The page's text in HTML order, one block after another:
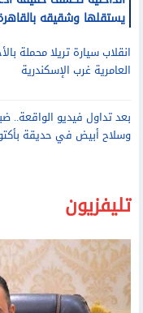
الداخلية تكشف حقيقة
يستقلها وشقيقه بالقاهرة
انقلاب سيارة تريلا محملة
العامرية غرب الإسكندرية
وسلاح أبيض في حديقة بأكتوبر
تليفزيون